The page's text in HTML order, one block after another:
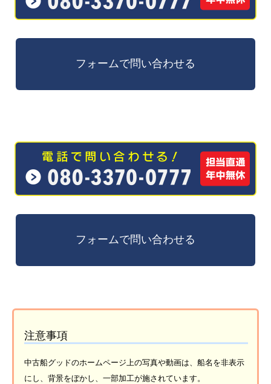
注意事項
中古船グッドのホームページ上の写真や動画は、船名を非表示
にし、背景をぼかし、一部加工が施されています。